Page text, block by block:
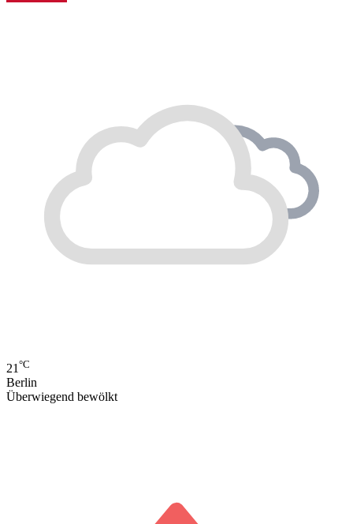
21 °C
Berlin
Überwiegend bewölkt